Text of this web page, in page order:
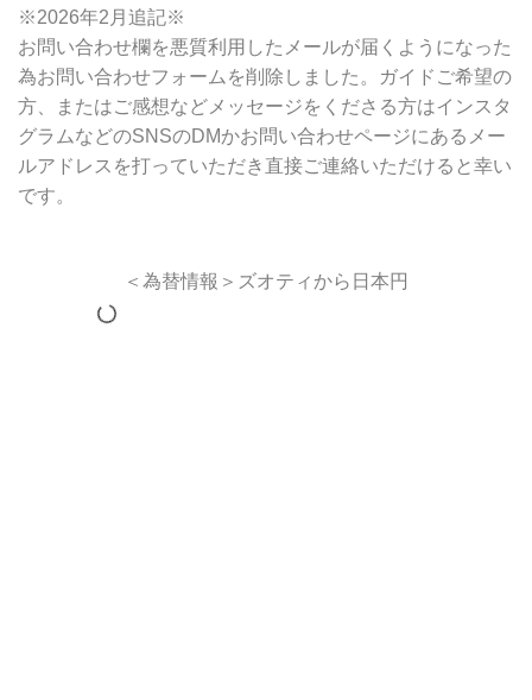
※2026年2月追記※
お問い合わせ欄を悪質利用したメールが届くようになった
為お問い合わせフォームを削除しました。ガイドご希望の
方、またはご感想などメッセージをくださる方はインスタ
グラムなどのSNSのDMかお問い合わせページにあるメー
ルアドレスを打っていただき直接ご連絡いただけると幸い
です。
＜為替情報＞ズオティから日本円